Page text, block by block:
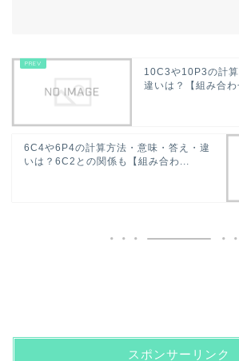
10C3や10P3の計算
違いは？【組み合わ
6C4や6P4の計算方法・意味・答え・違
いは？6C2との関係も【組み合わ...
スポンサーリンク